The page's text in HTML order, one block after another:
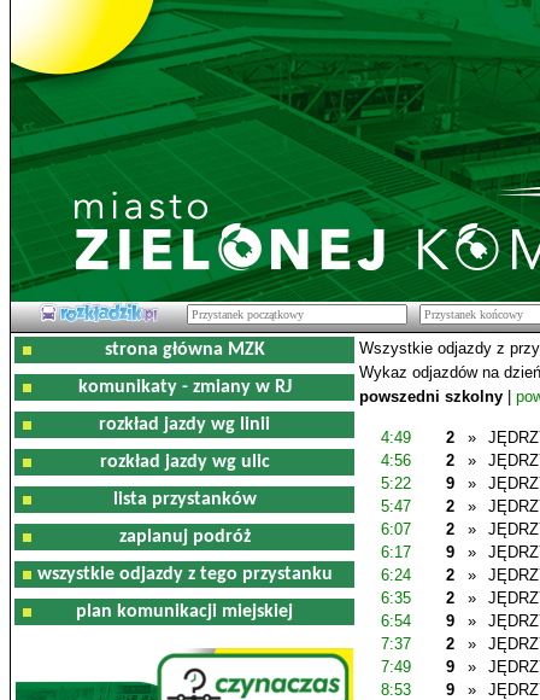
strona główna MZK
komunikaty - zmiany w RJ
rozkład jazdy wg linii
rozkład jazdy wg ulic
lista przystanków
zaplanuj podróż
wszystkie odjazdy z tego przystanku
plan komunikacji miejskiej
Wszystkie odjazdy z
Wykaz odjazdów na
powszedni szkolny
4:49 2 »
4:56
2 »
5:22
9 »
5:47
2 »
6:07
2 »
6:17
9 »
6:24
2 »
6:35
2 »
6:54
9 »
7:37
2 »
7:49
9 »
8:53
9 »